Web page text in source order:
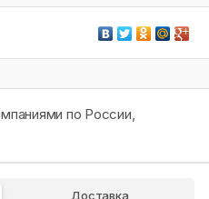
по России,
Доставка